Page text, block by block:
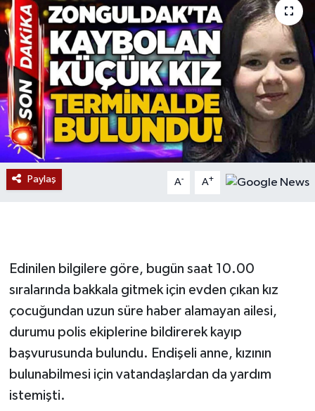
Paylaş A- A+
Edinilen bilgilere göre, bugün saat 10.00
sıralarında bakkala gitmek için evden çıkan kız
çocuğundan uzun süre haber alamayan ailesi,
durumu polis ekiplerine bildirerek kayıp
başvurusunda bulundu. Endişeli anne, kızının
bulunabilmesi için vatandaşlardan da yardım
istemişti.
ÇEVRE
BİLİM VE TEKNOLOJİ
DUNYA
Düzce
Eğitim
Ekonomi
Gökçebey
GÜNDEM
İş ilanı
Kilimli
Kültür - Sanat